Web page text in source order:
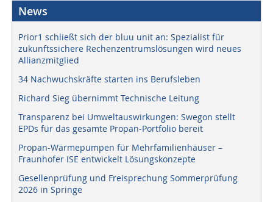
News
Prior1 schließt sich der bluu unit an: Spezialist für
zukunftssichere Rechenzentrumslösungen wird neues
Allianzmitglied
34 Nachwuchskräfte starten ins Berufsleben
Richard Sieg übernimmt Technische Leitung
Transparenz bei Umweltauswirkungen: Swegon stellt
EPDs für das gesamte Propan-Portfolio bereit
Propan-Wärmepumpen für Mehrfamilienhäuser –
Fraunhofer ISE entwickelt Lösungskonzepte
Gesellenprüfung und Freisprechung Sommerprüfung
2026 in Springe